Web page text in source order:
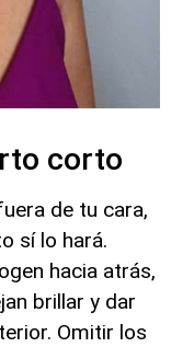
corto
de tu cara,
sí lo hará.
hacia atrás,
brillar y dar
Omitir los